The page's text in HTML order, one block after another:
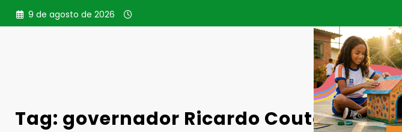
Pular
para
9 de agosto de 2026
Tag: governador Ricardo Couto